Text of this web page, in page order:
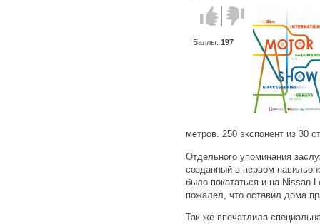
Голос за!Голос
против!
Баллы: 197
метров. 250 экспонент из 30
Отдельного упоминания
созданный в первом
было покататься и на Nissan
пожалел, что оставил дома
Так же впечатлила